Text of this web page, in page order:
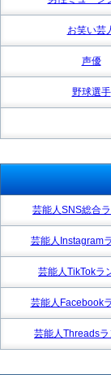
お笑い芸
声優
野球選手
芸能人SNS総合
芸能人Instagram
芸能人TikTokラ
芸能人Facebook
芸能人Threads